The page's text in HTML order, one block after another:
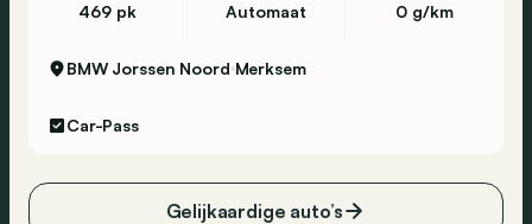
469 pk Automaat 0 g/km
BMW Jorssen Noord Merksem
Car-Pass
Gelijkaardige auto’s